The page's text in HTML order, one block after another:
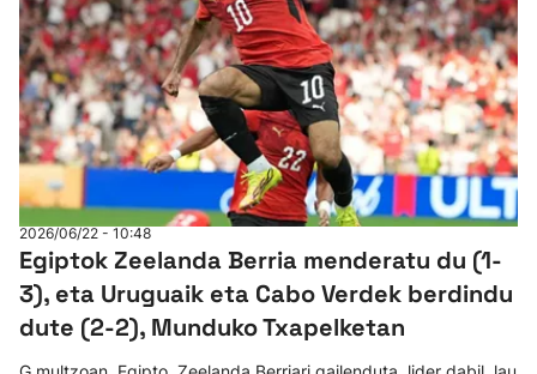
2026/06/22 - 10:48
Egiptok Zeelanda Berria menderatu du (1-
3), eta Uruguaik eta Cabo Verdek berdindu
dute (2-2), Munduko Txapelketan